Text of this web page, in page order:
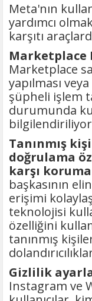
Meta'nın
yardımcı
karşıtı
Marketplace
Marketplace
yapılması
şüpheli işlem
durumunda
Tanınmış
doğrulama
karşı
başkasının
erişimi
teknolojisi
özelliğini
tanınmış
Gizlilik
Instagram ve